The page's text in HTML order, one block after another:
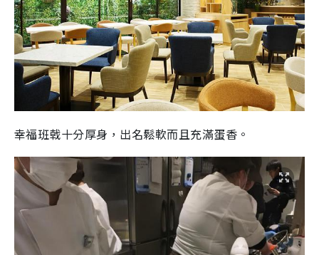
幸福班戟十分厚身，出名鬆軟而且充滿蛋香。